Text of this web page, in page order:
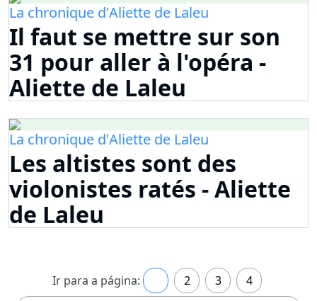
La chronique d'Aliette de Laleu
Il faut se mettre sur son
31 pour aller à l'opéra -
Aliette de Laleu
La chronique d'Aliette de Laleu
Les altistes sont des
violonistes ratés - Aliette
de Laleu
Ir para a página: 2 3 4